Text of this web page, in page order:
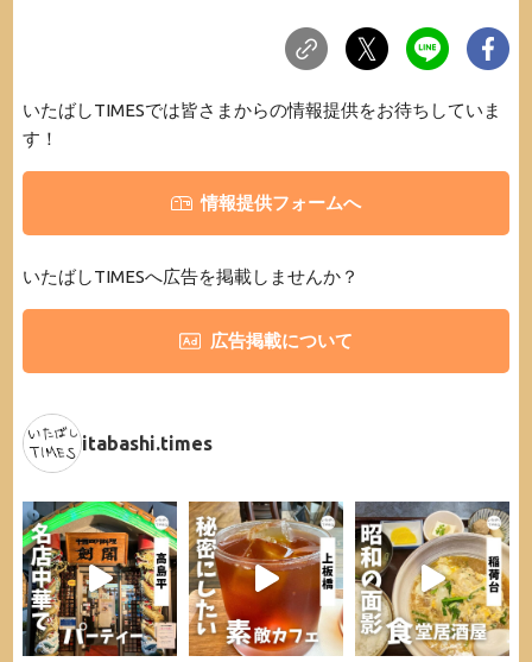
いたばしTIMESでは皆さまからの情報提供をお待ちしていま
す！
情報提供フォームへ
いたばしTIMESへ広告を掲載しませんか？
広告掲載について
itabashi.times